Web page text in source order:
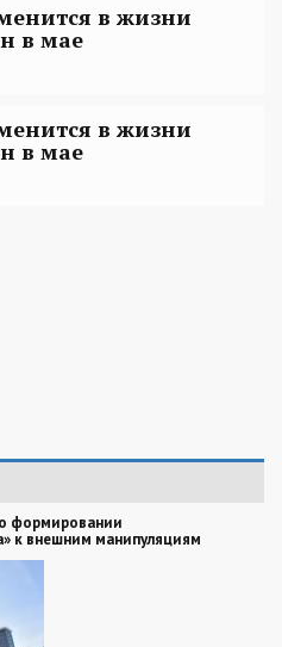
в жизни
в мае
в жизни
в мае
о формировании
к внешним манипуляциям